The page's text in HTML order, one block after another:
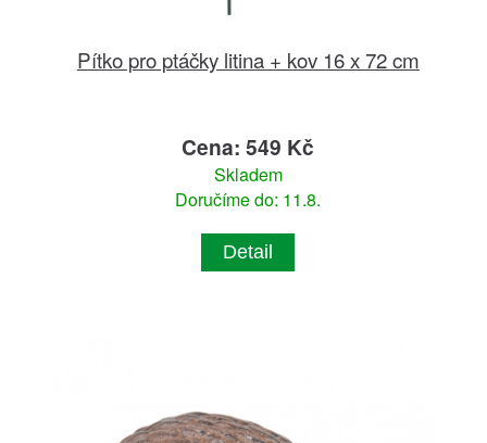
Pítko pro ptáčky litina + kov 16 x 72 cm
Cena: 549 Kč
Skladem
Doručíme do: 11.8.
Detail